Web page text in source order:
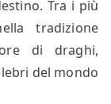
Tra i più
tradizione
di draghi,
del mondo